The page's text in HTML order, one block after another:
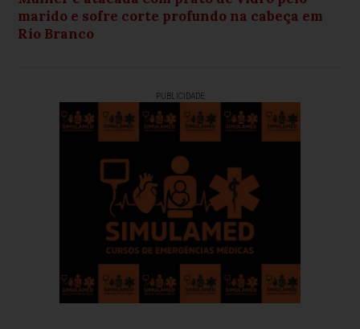
marido e sofre corte profundo na cabeça em
Rio Branco
PUBLICIDADE